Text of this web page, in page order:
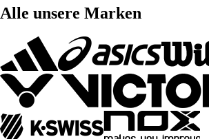
Alle unsere Marken